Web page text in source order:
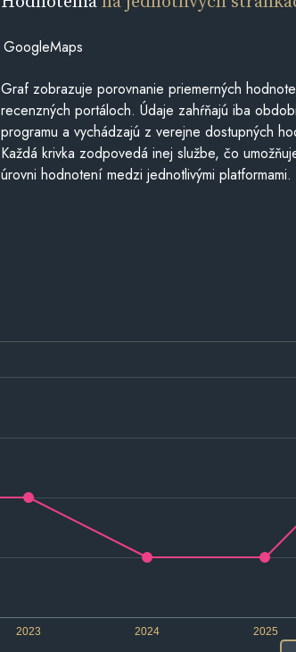
GoogleMaps
Graf zobrazuje porovnanie priemerných
recenzných portáloch. Údaje zahŕňajú iba
programu a vychádzajú z verejne dostupných
Každá krivka zodpovedá inej službe, čo
úrovni hodnotení medzi jednotlivými platformami.
2023 2024 2025